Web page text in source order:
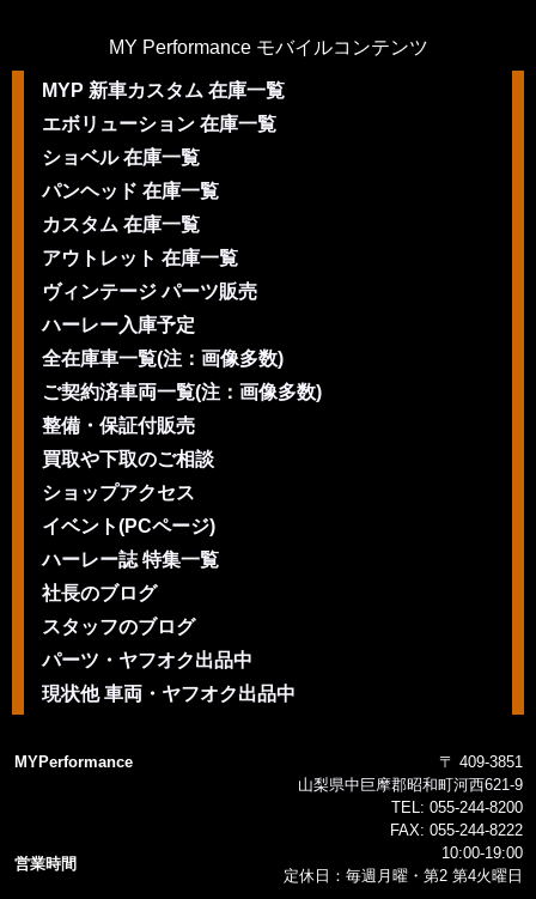
MY Performance モバイルコンテンツ
MYP 新車カスタム 在庫一覧
エボリューション 在庫一覧
ショベル 在庫一覧
パンヘッド 在庫一覧
カスタム 在庫一覧
アウトレット 在庫一覧
ヴィンテージ パーツ販売
ハーレー入庫予定
全在庫車一覧(注：画像多数)
ご契約済車両一覧(注：画像多数)
整備・保証付販売
買取や下取のご相談
ショップアクセス
イベント(PCページ)
ハーレー誌 特集一覧
社長のブログ
スタッフのブログ
パーツ・ヤフオク出品中
現状他 車両・ヤフオク出品中
MYPerformance
〒 409-3851
山梨県中巨摩郡昭和町河西621-9
TEL: 055-244-8200
FAX: 055-244-8222
営業時間
10:00-19:00
定休日：毎週月曜・第2 第4火曜日